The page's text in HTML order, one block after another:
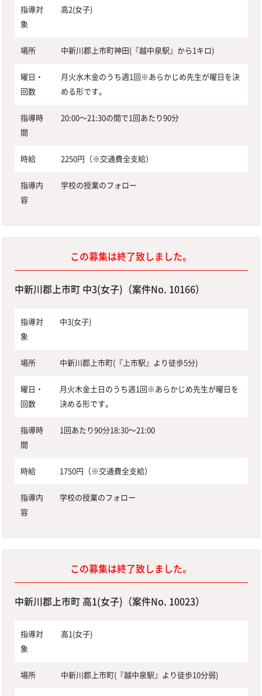
指導対
象
高2(女子)
場所 中新川郡上市町神田(『越中泉駅』から1キロ)
曜日・
回数
月火水木金のうち週1回※あらかじめ先生が曜日を決
める形です。
指導時
間
20:00〜21:30の間で1回あたり90分
時給 2250円（※交通費全支給）
指導内
容
学校の授業のフォロー
この募集は終了致しました。
中新川郡上市町 中3(女子)（案件No. 10166）
指導対
象
中3(女子)
場所 中新川郡上市町(『上市駅』より徒歩5分)
曜日・
回数
月火木金土日のうち週1回※あらかじめ先生が曜日を
決める形です。
指導時
間
1回あたり90分18:30〜21:00
時給 1750円（※交通費全支給）
指導内
容
学校の授業のフォロー
この募集は終了致しました。
中新川郡上市町 高1(女子)（案件No. 10023）
指導対
象
高1(女子)
場所 中新川郡上市町(『越中泉駅』より徒歩10分弱)